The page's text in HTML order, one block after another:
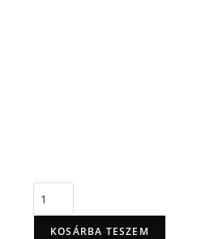
KOSÁRBA TESZEM